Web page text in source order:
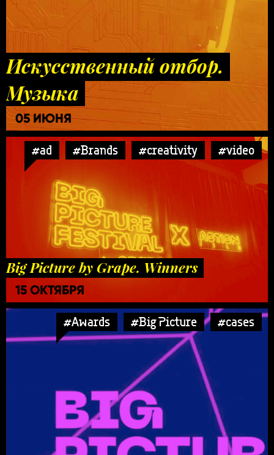
Искусственный отбор.
Музыка
05 ИЮНЯ
#ad #Brands #creativity #video
Big Picture by Grape. Winners
15 ОКТЯБРЯ
#Awards #Big Picture #cases